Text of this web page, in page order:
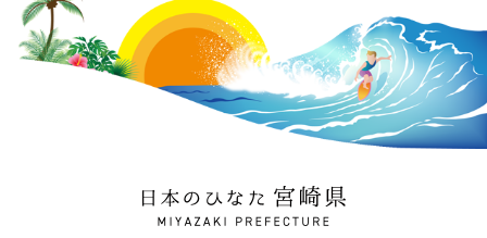
日本のひなた 宮崎県
MIYAZAKI PREFECTURE